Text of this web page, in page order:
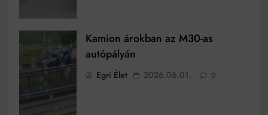
Kamion árokban az M30-as
autópályán
Egri Élet 2026.06.01. 0